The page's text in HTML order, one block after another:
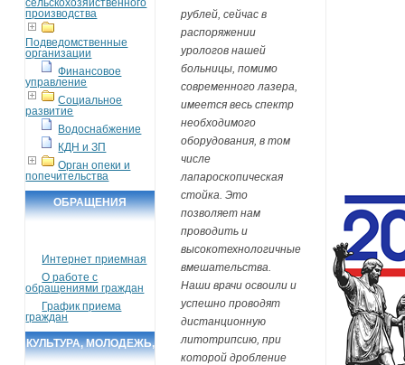
производства
Подведомственные
организации
Финансовое
управление
Социальное
развитие
Водоснабжение
КДН и ЗП
Орган опеки и
попечительства
ОБРАЩЕНИЯ
Интернет приемная
О работе с
обращениями граждан
График приема
граждан
КУЛЬТУРА, МОЛОДЕЖЬ,
рублей, сейчас в
распоряжении
урологов нашей
больницы, помимо
современного лазера,
имеется весь спектр
необходимого
оборудования, в том
числе
лапароскопическая
стойка. Это
позволяет нам
проводить и
высокотехнологичные
вмешательства.
Наши врачи освоили и
успешно проводят
дистанционную
литотрипсию, при
которой дробление